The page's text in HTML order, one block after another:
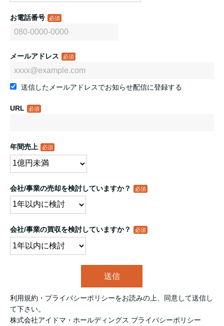
お電話番号
メールアドレス
送信したメールアドレスでお知らせ配信に登録する
URL
年間売上
会社/事業の売却を検討していますか？
会社/事業の買収を検討していますか？
送信
利用規約・プライバシーポリシーをお読みの上、同意して送信し
て下さい。
株式会社アイドマ・ホールディングス プライバシーポリシー